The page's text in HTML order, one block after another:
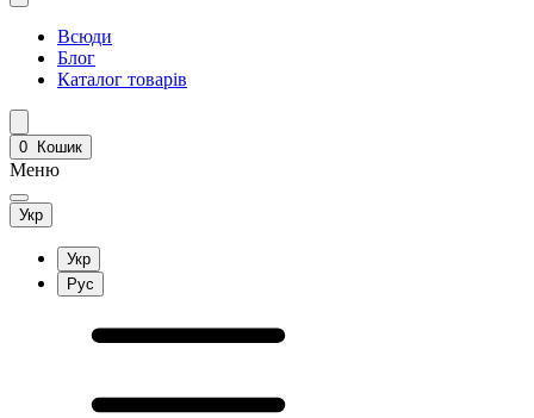
Всюди
Блог
Каталог товарів
0 Кошик
Меню
Укр
Укр
Рус